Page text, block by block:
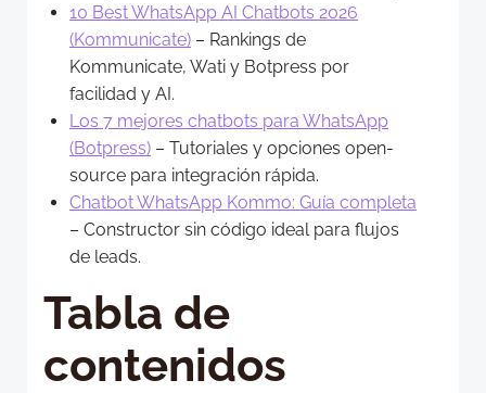
10 Best WhatsApp AI Chatbots 2026
(Kommunicate) – Rankings de
Kommunicate, Wati y Botpress por
facilidad y AI.
Los 7 mejores chatbots para WhatsApp
(Botpress) – Tutoriales y opciones open-
source para integración rápida.
Chatbot WhatsApp Kommo: Guía completa
– Constructor sin código ideal para flujos
de leads.
Tabla de
contenidos